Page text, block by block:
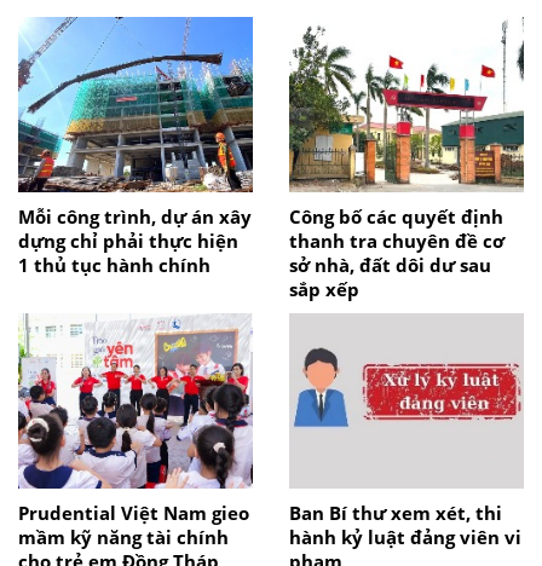
Mỗi công trình, dự án xây
dựng chỉ phải thực hiện
1 thủ tục hành chính
Công bố các quyết định
thanh tra chuyên đề cơ
sở nhà, đất dôi dư sau
sắp xếp
Prudential Việt Nam gieo
mầm kỹ năng tài chính
cho trẻ em Đồng Tháp
Ban Bí thư xem xét, thi
hành kỷ luật đảng viên vi
phạm